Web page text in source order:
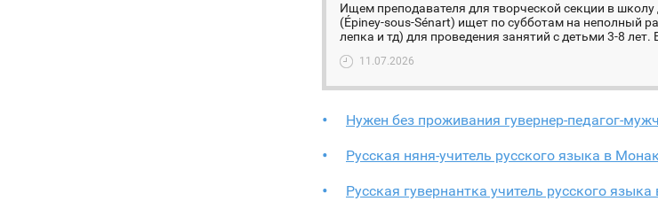
Ищем преподавателя для творческой секции в
(Épiney-sous-Sénart) ищет по субботам на неполный
лепка и тд) для проведения занятий с детьми 3-8
11.07.2026
Нужен без проживания гувернер-педагог-
Русская няня-учитель русского языка в
Русская гувернантка учитель русского